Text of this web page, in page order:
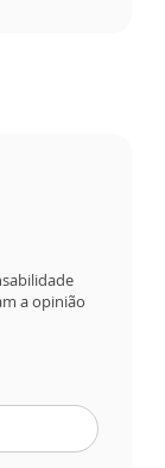
a opinião